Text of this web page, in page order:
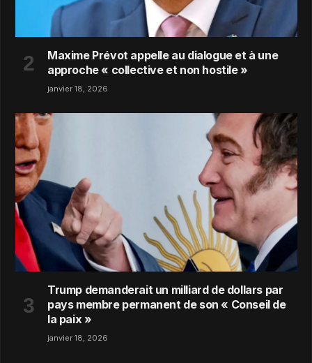
Maxime Prévot appelle au dialogue et à une
approche « collective et non hostile »
janvier 18, 2026
Trump demanderait un milliard de dollars par
pays membre permanent de son « Conseil de
la paix »
janvier 18, 2026